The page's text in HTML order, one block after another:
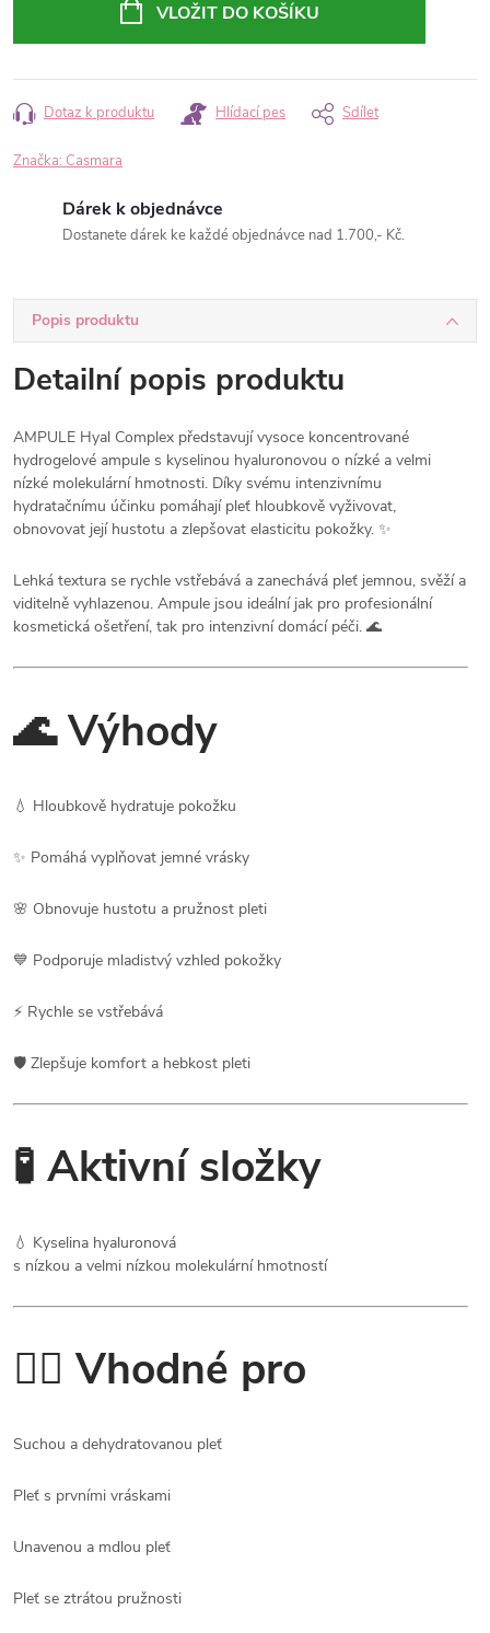
VLOŽIT DO KOŠÍKU
Dotaz k produktu Hlídací pes Sdílet
Značka: Casmara
Dárek k objednávce
Dostanete dárek ke každé objednávce nad 1.700,- Kč.
Popis produktu
Detailní popis produktu
AMPULE Hyal Complex představují vysoce koncentrované
hydrogelové ampule s kyselinou hyaluronovou o nízké a velmi
nízké molekulární hmotnosti. Díky svému intenzivnímu
hydratačnímu účinku pomáhají pleť hloubkově vyživovat,
obnovovat její hustotu a zlepšovat elasticitu pokožky. ✨
Lehká textura se rychle vstřebává a zanechává pleť jemnou, svěží a
viditelně vyhlazenou. Ampule jsou ideální jak pro profesionální
kosmetická ošetření, tak pro intenzivní domácí péči. 🌊
🌊 Výhody
💧 Hloubkově hydratuje pokožku
✨ Pomáhá vyplňovat jemné vrásky
🌸 Obnovuje hustotu a pružnost pleti
💙 Podporuje mladistvý vzhled pokožky
⚡ Rychle se vstřebává
🛡️ Zlepšuje komfort a hebkost pleti
🧪 Aktivní složky
💧 Kyselina hyaluronová
s nízkou a velmi nízkou molekulární hmotností
👩‍⚕️ Vhodné pro
Suchou a dehydratovanou pleť
Pleť s prvními vráskami
Unavenou a mdlou pleť
Pleť se ztrátou pružnosti